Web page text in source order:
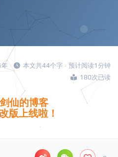
年
本文共44个字 · 预计阅读1分钟
180次已读
仙的博客
版上线啦！